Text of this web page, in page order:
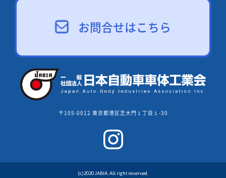
お問合せはこちら
〒105-0012 東京都港区芝大門１丁目１-30
(c)2020 JABIA. All right reserved.